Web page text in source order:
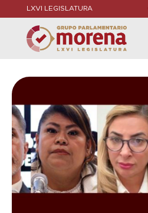
LXVI LEGISLATURA